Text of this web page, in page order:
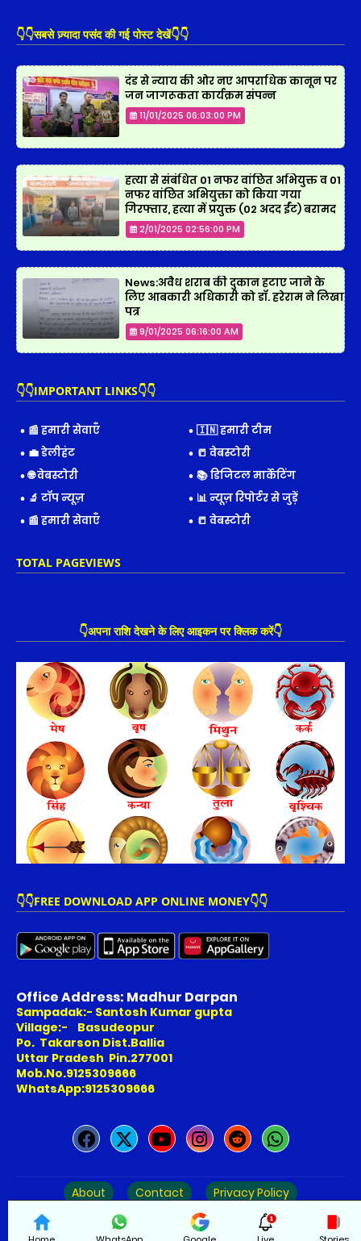
👇👇सबसे ज़्यादा पसंद की गई पोस्ट देखें👇👇
दंड से न्याय की ओर नए आपराधिक कानून पर
जन जागरूकता कार्यक्रम संपन्न
11/01/2025 06:03:00 PM
हत्या से संबंधित 01 नफर वांछित अभियुक्त व 01
नफर वांछित अभियुक्ता को किया गया
गिरफ्तार, हत्या में प्रयुक्त (02 अदद ईंट) बरामद
2/01/2025 02:56:00 PM
News:अवैध शराब की दुकान हटाए जाने के
लिए आबकारी अधिकारी को डॉ. हरेराम ने लिखा
पत्र
9/01/2025 06:16:00 AM
👇👇IMPORTANT LINKS👇👇
📰 हमारी सेवाएँ
🇮🇳 हमारी टीम
💼 डेलीहंट
📒 वेबस्टोरी
🌐 वेबस्टोरी
📚 डिजिटल मार्केटिंग
🔬 टॉप न्यूज़
📊 न्यूज़ रिपोर्टर से जुड़ें
📰 हमारी सेवाएँ
📒 वेबस्टोरी
TOTAL PAGEVIEWS
👇अपना राशि देखने के लिए आइकन पर क्लिक करें👇
👇👇FREE DOWNLOAD APP ONLINE MONEY👇👇
Office Address: Madhur Darpan
Sampadak:- Santosh Kumar gupta
Village:- Basudeopur
Po. Takarson Dist.Ballia
Uttar Pradesh Pin.277001
Mob.No.9125309666
WhatsApp:9125309666
About Contact Privacy Policy
Copyright © 2025-Madhurdarpan